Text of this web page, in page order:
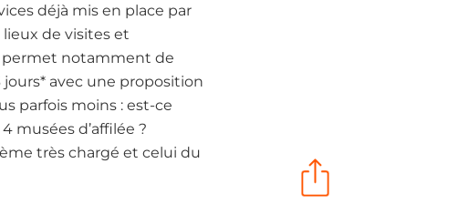
déjà mis en place par
de visites et
permet notamment de
jours* avec une proposition
parfois moins : est-ce
musées d’affilée ?
très chargé et celui du